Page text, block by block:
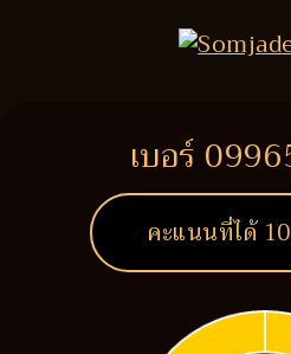
เบอร์
คะแนนที่ได้